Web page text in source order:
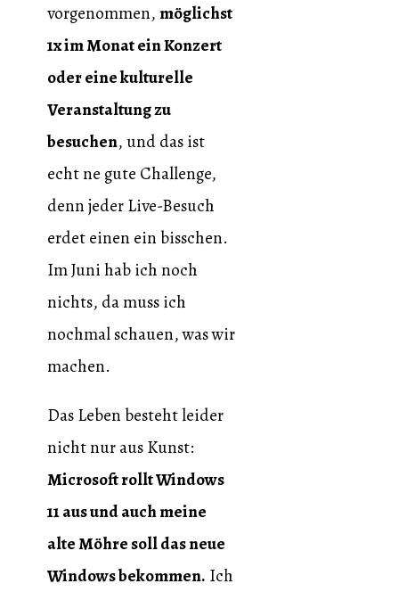
vorgenommen,möglichst
1x im Monat ein Konzert
oder eine kulturelle
Veranstaltung zu
besuchen, und das ist
echt ne gute Challenge,
denn jeder Live-Besuch
erdet einen ein bisschen.
Im Juni hab ich noch
nichts, da muss ich
nochmal schauen, was wir
machen.
Das Leben besteht leider
nicht nur aus Kunst:
Microsoft rollt Windows
11 aus und auch meine
alte Möhre soll das neue
Windows bekommen. Ich